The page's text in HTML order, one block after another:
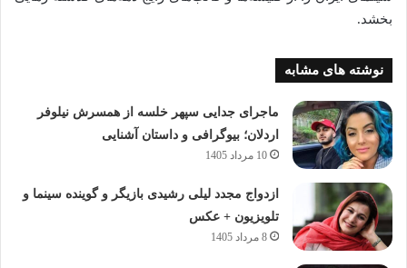
بخشد.
نوشته های مشابه
ماجرای جدایی سپهر خلسه از همسرش نیلوفر
اردلان؛ بیوگرافی و داستان آشنایی
10 مرداد 1405
ازدواج مجدد لیلی رشیدی بازیگر و گوینده سینما و
تلویزیون + عکس
8 مرداد 1405